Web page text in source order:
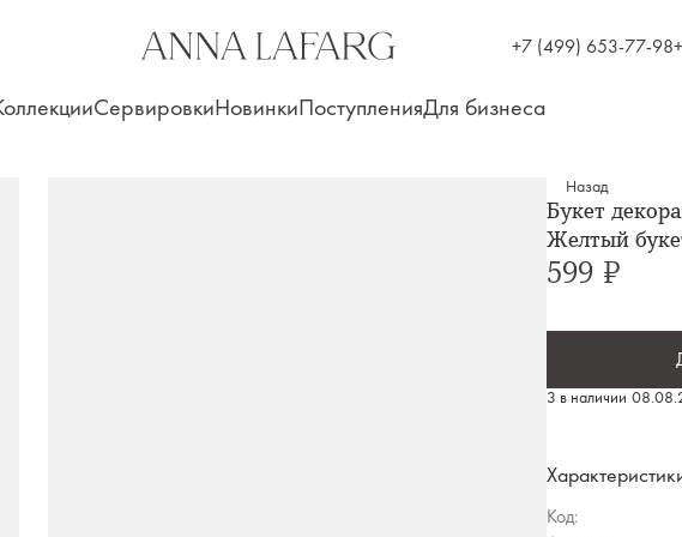
+7 (499) 653-77-98
СервировкиНовинкиПоступленияДля бизнеса
Назад
Букет
Желтый
599 ₽
3 в наличии
Код: